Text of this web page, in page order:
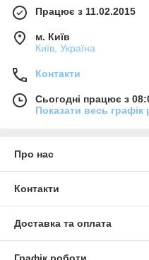
Працює з 11.02.2015
м. Київ
Київ, Україна
Контакти
Сьогодні працює з
Показати весь графік
Про нас
Контакти
Доставка та оплата